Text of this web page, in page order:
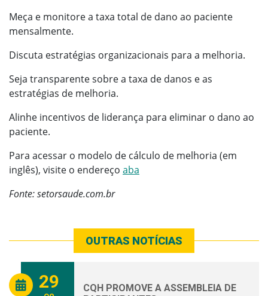
Meça e monitore a taxa total de dano ao paciente
mensalmente.
Discuta estratégias organizacionais para a melhoria.
Seja transparente sobre a taxa de danos e as
estratégias de melhoria.
Alinhe incentivos de liderança para eliminar o dano ao
paciente.
Para acessar o modelo de cálculo de melhoria (em
inglês), visite o endereço aba
Fonte: setorsaude.com.br
OUTRAS NOTÍCIAS
29
CQH PROMOVE A ASSEMBLEIA DE